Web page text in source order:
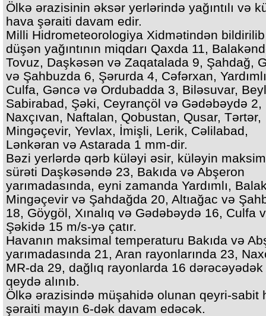
Ölkə ərazisinin əksər yerlərində yağıntılı və
hava şəraiti davam edir.
Milli Hidrometeorologiya Xidmətindən
düşən yağıntının miqdarı Qaxda 11,
Tovuz, Daşkəsən və Zaqatalada 9, Şahdağ,
və Şahbuzda 6, Şərurda 4, Cəfərxan,
Culfa, Gəncə və Ordubadda 3, Biləsuvar,
Sabirabad, Şəki, Ceyrançöl və Gədəbəydə 2,
Naxçıvan, Naftalan, Qobustan, Qusar, Tərtər,
Mingəçevir, Yevlax, İmişli, Lerik, Cəlilabad,
Lənkəran və Astarada 1 mm-dir.
Bəzi yerlərdə qərb küləyi əsir, küləyin
sürəti Daşkəsəndə 23, Bakıda və Abşeron
yarımadasında, eyni zamanda Yardımlı,
Mingəçevir və Şahdağda 20, Altıağac və
18, Göygöl, Xınalıq və Gədəbəydə 16, Culfa
Şəkidə 15 m/s-yə çatır.
Havanın maksimal temperaturu Bakıda və
yarımadasında 21, Aran rayonlarında 23,
MR-da 29, dağlıq rayonlarda 16
qeydə alınıb.
Ölkə ərazisində müşahidə olunan qeyri-sabit
şəraiti mayın 6-dək davam edəcək.